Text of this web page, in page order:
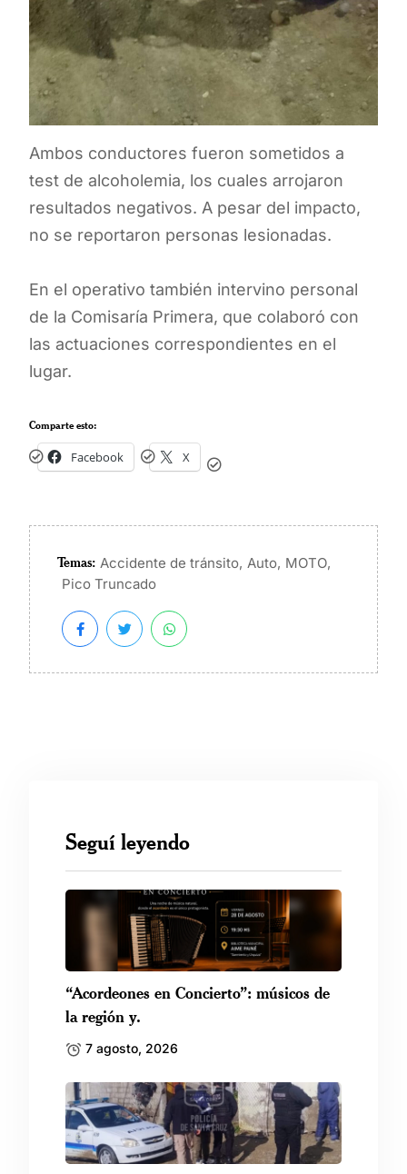
Ambos conductores fueron sometidos a
test de alcoholemia, los cuales arrojaron
resultados negativos. A pesar del impacto,
no se reportaron personas lesionadas.
En el operativo también intervino personal
de la Comisaría Primera, que colaboró con
las actuaciones correspondientes en el
lugar.
Comparte esto:
Facebook X
Temas: Accidente de tránsito, Auto, MOTO,
Pico Truncado
Seguí leyendo
“Acordeones en Concierto”: músicos de
la región y.
7 agosto, 2026